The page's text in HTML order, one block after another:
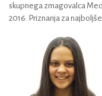
skupnega zmagovalca
2016. Priznanja za